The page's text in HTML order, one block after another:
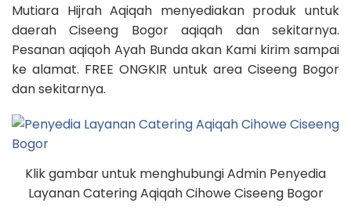
Mutiara Hijrah Aqiqah menyediakan produk untuk
daerah Ciseeng Bogor aqiqah dan sekitarnya.
Pesanan aqiqoh Ayah Bunda akan Kami kirim sampai
ke alamat. FREE ONGKIR untuk area Ciseeng Bogor
dan sekitarnya.
Klik gambar untuk menghubungi Admin Penyedia
Layanan Catering Aqiqah Cihowe Ciseeng Bogor